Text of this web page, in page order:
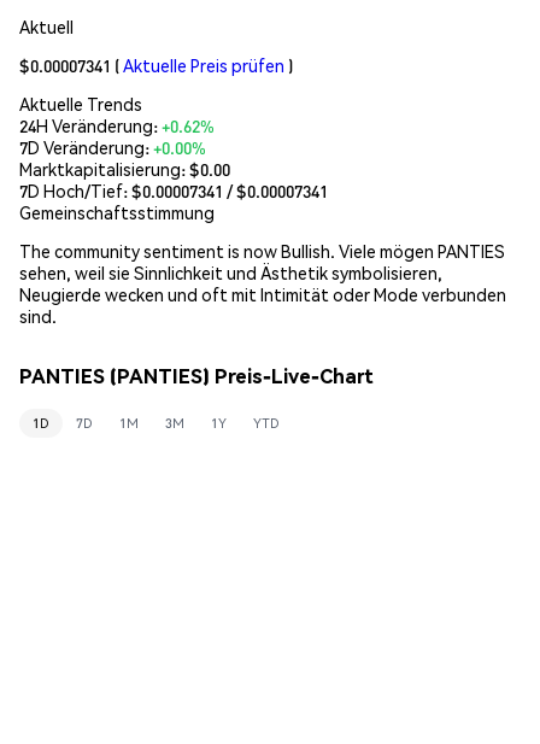
Aktuell
$0.00007341 (Aktuelle Preis prüfen )
Aktuelle Trends
24H Veränderung:+0.62%
7D Veränderung:+0.00%
Marktkapitalisierung:$0.00
7D Hoch/Tief: $0.00007341 / $0.00007341
Gemeinschaftsstimmung
The community sentiment is now Bullish. Viele mögen PANTIES
sehen, weil sie Sinnlichkeit und Ästhetik symbolisieren,
Neugierde wecken und oft mit Intimität oder Mode verbunden
sind.
PANTIES (PANTIES) Preis-Live-Chart
1D 7D 1M 3M 1Y YTD